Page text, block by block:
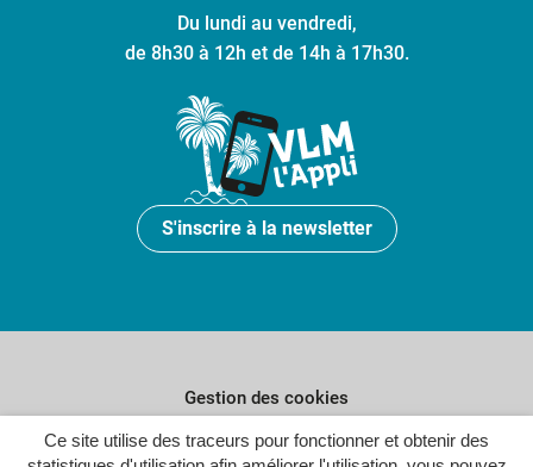
Ce site utilise des traceurs pour fonctionner et obtenir des
Du lundi au vendredi,
de 8h30 à 12h et de 14h à 17h30.
S'inscrire à la newsletter
Gestion des cookies
Plan du site